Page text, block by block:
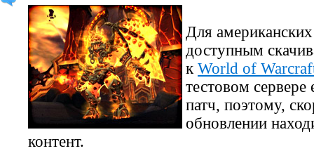
Для
доступным
к World of
тестовом
патч, поэтому,
обновлении
контент.